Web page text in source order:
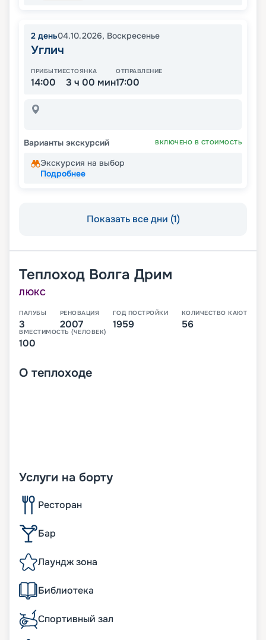
2 день04.10.2026, Воскресенье
Углич
ПРИБЫТИЕ
14:00
СТОЯНКА
3 ч 00 мин
ОТПРАВЛЕНИЕ
17:00
Варианты экскурсий ВКЛЮЧЕНО В СТОИМОСТЬ
Экскурсия на выбор
Подробнее
Показать все дни (1)
Теплоход Волга Дрим
ЛЮКС
ПАЛУБЫ
3
РЕНОВАЦИЯ
2007
ГОД ПОСТРОЙКИ
1959
КОЛИЧЕСТВО КАЮТ
56
ВМЕСТИМОСТЬ (ЧЕЛОВЕК)
100
О теплоходе
Услуги на борту
Ресторан
Бар
Лаундж зона
Библиотека
Спортивный зал